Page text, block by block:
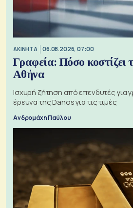
ΑΚΙΝΗΤΑ 06.08.2026, 07:00
Γραφεία: Πόσο κοστίζει
Αθήνα
Ισχυρή ζήτηση από επενδυτές για
έρευνα της Danos για τις τιμές
Ανδρομάχη Παύλου